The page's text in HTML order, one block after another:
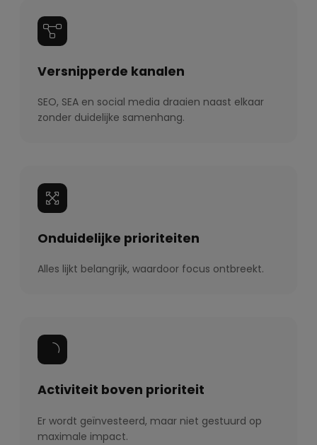
Versnipperde kanalen
SEO, SEA en social media draaien naast elkaar
zonder duidelijke samenhang.
Onduidelijke prioriteiten
Alles lijkt belangrijk, waardoor focus ontbreekt.
Activiteit boven prioriteit
Er wordt geïnvesteerd, maar niet gestuurd op
maximale impact.